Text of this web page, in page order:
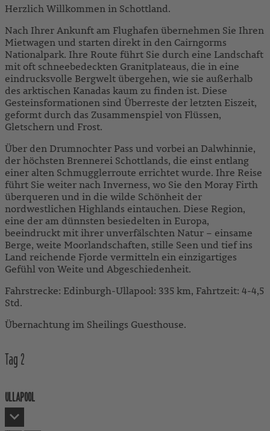
Herzlich Willkommen in Schottland.
Nach Ihrer Ankunft am Flughafen übernehmen Sie Ihren
Mietwagen und starten direkt in den Cairngorms
Nationalpark. Ihre Route führt Sie durch eine Landschaft
mit oft schneebedeckten Granitplateaus, die in eine
eindrucksvolle Bergwelt übergehen, wie sie außerhalb
des arktischen Kanadas kaum zu finden ist. Diese
Gesteinsformationen sind Überreste der letzten Eiszeit,
geformt durch das Zusammenspiel von Flüssen,
Gletschern und Frost.
Über den Drumnochter Pass und vorbei an Dalwhinnie,
der höchsten Brennerei Schottlands, die einst entlang
einer alten Schmugglerroute errichtet wurde. Ihre Reise
führt Sie weiter nach Inverness, wo Sie den Moray Firth
überqueren und in die wilde Schönheit der
nordwestlichen Highlands eintauchen. Diese Region,
eine der am dünnsten besiedelten in Europa,
beeindruckt mit ihrer unverfälschten Natur – einsame
Berge, weite Moorlandschaften, stille Seen und tief ins
Land reichende Fjorde vermitteln ein einzigartiges
Gefühl von Weite und Abgeschiedenheit.
Fahrstrecke: Edinburgh-Ullapool: 335 km, Fahrtzeit: 4-4,5
Std.
Übernachtung im Sheilings Guesthouse.
Tag 2
ULLAPOOL